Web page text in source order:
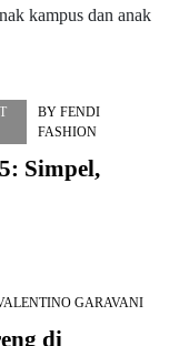
kampus dan anak
BY FENDI
FASHION
Simpel,
GARAVANI
di